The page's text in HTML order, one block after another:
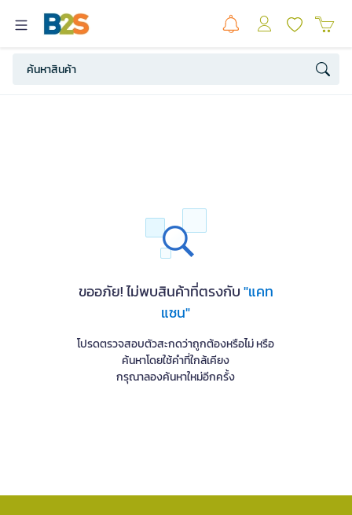
ขออภัย! ไม่พบสินค้าที่ตรงกับ"แคท
แซน"
โปรดตรวจสอบตัวสะกดว่าถูกต้องหรือไม่ หรือ
ค้นหาโดยใช้คำที่ใกล้เคียง
กรุณาลองค้นหาใหม่อีกครั้ง